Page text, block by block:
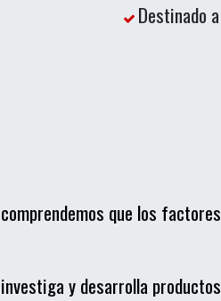
Destinado
que los
y desarrolla